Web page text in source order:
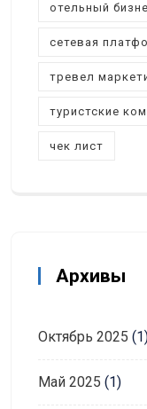
отельный
сетевая
тревел
туристские
чек лист
Архивы
Октябрь 2025
Май 2025 (1)